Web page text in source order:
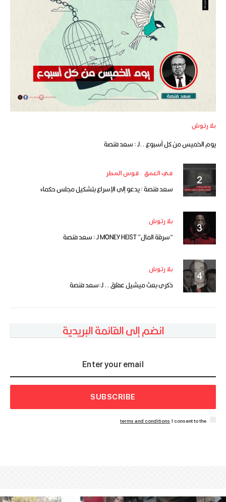
بلا رتوش
يوم الخميس من كل أسبوع ..لـ : سعد فنصة
في العمق قوس المطر
سعد فنصة : يدعو إلى الإسراع بتشكيل مجلس حكماء
بلا رتوش
“سرقة المال” MONEY HEIST لـ : سعد فنصة
بلا رتوش
ذكرى بعث ميشيل عفلق .. لـ:سعد فنصة
انضم إلى القائمة البريدية
SUBSCRIBE
I consent to the
terms and conditions